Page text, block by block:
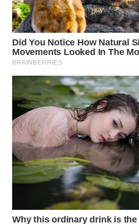
PRIANGAN
TIMUR
WN
SEMARANG
WN
SOLO
WN
BOROBUDUR
WN
MADURA